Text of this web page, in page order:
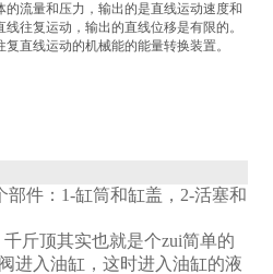
的流量和压力，输出的是直线运动速度和
往复运动，输出的直线位移是有限的。
直线运动的机械能的能量转换装置。
件：1-缸筒和缸盖，2-活塞和
斤顶其实也就是个zui简单的
进入油缸，这时进入油缸的液